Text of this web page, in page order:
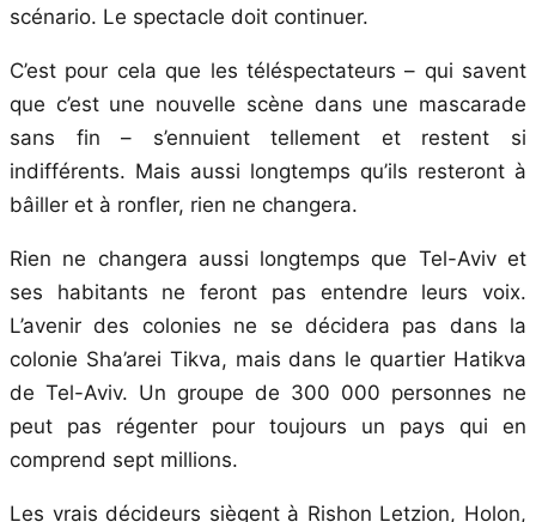
scénario. Le spectacle doit continuer.
C’est pour cela que les téléspectateurs – qui savent
que c’est une nouvelle scène dans une mascarade
sans fin – s’ennuient tellement et restent si
indifférents. Mais aussi longtemps qu’ils resteront à
bâiller et à ronfler, rien ne changera.
Rien ne changera aussi longtemps que Tel-Aviv et
ses habitants ne feront pas entendre leurs voix.
L’avenir des colonies ne se décidera pas dans la
colonie Sha’arei Tikva, mais dans le quartier Hatikva
de Tel-Aviv. Un groupe de 300 000 personnes ne
peut pas régenter pour toujours un pays qui en
comprend sept millions.
Les vrais décideurs siègent à Rishon Letzion, Holon,